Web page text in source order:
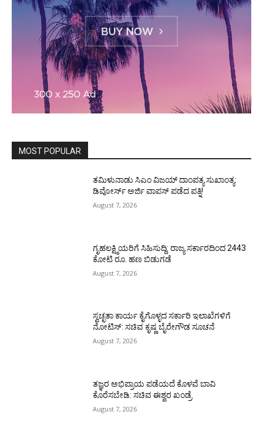
MOST POPULAR
ತಮಿಳುನಾಡು ಸಿಎಂ ವಿಜಯ್‌ ದಾಂಪತ್ಯ ಸುಖಾಂತ್ಯ:
ಡಿವೋರ್ಸ್‌ ಅರ್ಜಿ ವಾಪಸ್‌ ಪಡೆದ ಪತ್ನಿ!
August 7, 2026
ಗೃಹಲಕ್ಷ್ಮಿಯರಿಗೆ ಸಿಹಿಸುದ್ದಿ: ರಾಜ್ಯ ಸರ್ಕಾರದಿಂದ 2443
ಕೋಟಿ ರೂ. ಹಣ ಬಿಡುಗಡೆ
August 7, 2026
ಸ್ವಚ್ಛತಾ ಕಾರ್ಯ ಕೈಗೊಳ್ಳದ ಸರ್ಕಾರಿ ಇಲಾಖೆಗಳಿಗೆ
ನೋಟಿಸ್: ಸಚಿವ ಕೃಷ್ಣ ಬೈರೇಗೌಡ ಸೂಚನೆ
August 7, 2026
ತಜ್ಞರ ಅಭಿಪ್ರಾಯ ಪಡೆಯದೆ ಕೊಳವೆ ಬಾವಿ
ಕೊರೆಸಬೇಡಿ: ಸಚಿವ ಈಶ್ವರ ಖಂಡ್ರೆ
August 7, 2026